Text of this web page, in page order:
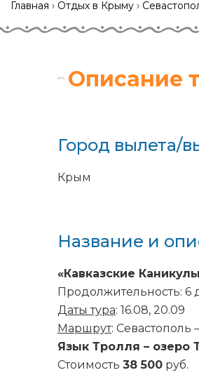
Главная › Отдых в Крыму ›
Описание
Город вылета/
Крым
Название и
«Кавказские
Продолжительность: 6
Даты тура: 16.08, 20.09
Маршрут:
Язык Тролля – озеро
Стоимость 38 500 руб.